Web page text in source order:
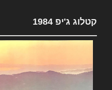
קטלוג ג'יפ 1984